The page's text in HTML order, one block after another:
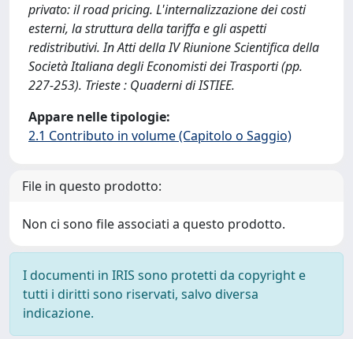
privato: il road pricing. L'internalizzazione dei costi
esterni, la struttura della tariffa e gli aspetti
redistributivi. In Atti della IV Riunione Scientifica della
Società Italiana degli Economisti dei Trasporti (pp.
227-253). Trieste : Quaderni di ISTIEE.
Appare nelle tipologie:
2.1 Contributo in volume (Capitolo o Saggio)
File in questo prodotto:
Non ci sono file associati a questo prodotto.
I documenti in IRIS sono protetti da copyright e
tutti i diritti sono riservati, salvo diversa
indicazione.